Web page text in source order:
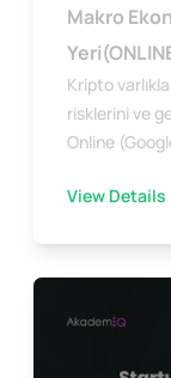
Makro
Kripto
risklerini ve
Online
View Details